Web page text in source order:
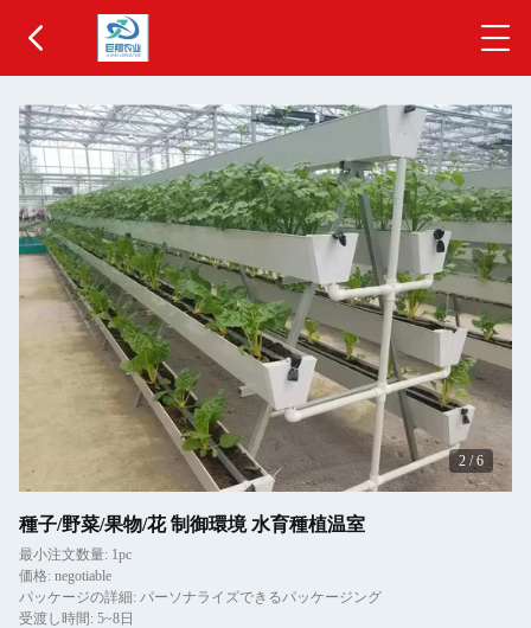
2 /6
種子/野菜/果物/花 制御環境 水育種植温室
最小注文数量: 1pc
価格: negotiable
パッケージの詳細: パーソナライズできるパッケージング
受渡し時間: 5~8日